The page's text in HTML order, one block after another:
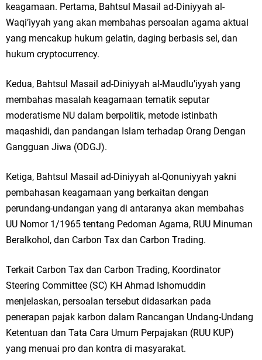
keagamaan. Pertama, Bahtsul Masail ad-Diniyyah al-
Waqi’iyyah yang akan membahas persoalan agama aktual
yang mencakup hukum gelatin, daging berbasis sel, dan
hukum cryptocurrency.
Kedua, Bahtsul Masail ad-Diniyyah al-Maudlu’iyyah yang
membahas masalah keagamaan tematik seputar
moderatisme NU dalam berpolitik, metode istinbath
maqashidi, dan pandangan Islam terhadap Orang Dengan
Gangguan Jiwa (ODGJ).
Ketiga, Bahtsul Masail ad-Diniyyah al-Qonuniyyah yakni
pembahasan keagamaan yang berkaitan dengan
perundang-undangan yang di antaranya akan membahas
UU Nomor 1/1965 tentang Pedoman Agama, RUU Minuman
Beralkohol, dan Carbon Tax dan Carbon Trading.
Terkait Carbon Tax dan Carbon Trading, Koordinator
Steering Committee (SC) KH Ahmad Ishomuddin
menjelaskan, persoalan tersebut didasarkan pada
penerapan pajak karbon dalam Rancangan Undang-Undang
Ketentuan dan Tata Cara Umum Perpajakan (RUU KUP)
yang menuai pro dan kontra di masyarakat.